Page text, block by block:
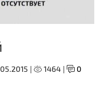
| 1464 | 0